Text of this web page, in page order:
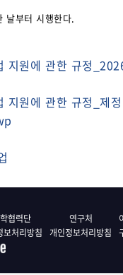
날부터 시행한다.
지원에 관한 규정
지원에 관한 규정_제
협력단
보처리방침
연구처
개인정보처리방침